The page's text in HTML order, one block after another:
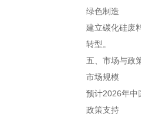
绿色制造
建立碳化硅废
转型。
五、市场与政
市场规模
预计2026年中
政策支持